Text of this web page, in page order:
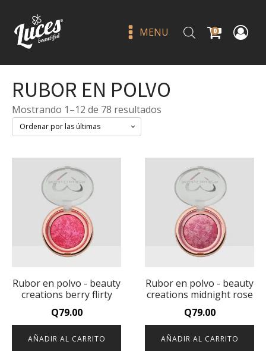
MENU 0
RUBOR EN POLVO
Mostrando 1–12 de 78 resultados
Rubor en polvo - beauty
creations berry flirty
Q79.00
AÑADIR AL CARRITO
Rubor en polvo - beauty
creations midnight rose
Q79.00
AÑADIR AL CARRITO
Llavero bálsamo para labios -
beauty creations
+ ADD